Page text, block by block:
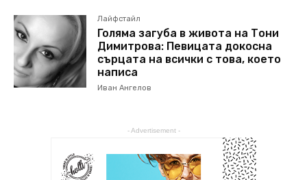
Лайфстайл
Голяма загуба в живота на Тони
Димитрова: Певицата докосна
сърцата на всички с това, което
написа
Иван Ангелов
- Advertisement -